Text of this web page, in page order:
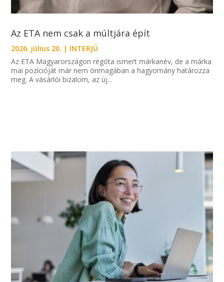
Az ETA nem csak a múltjára épít
2026. július 20. | INTERJÚ
Az ETA Magyarországon régóta ismert márkanév, de a márka
mai pozícióját már nem önmagában a hagyomány határozza
meg. A vásárlói bizalom, az új...